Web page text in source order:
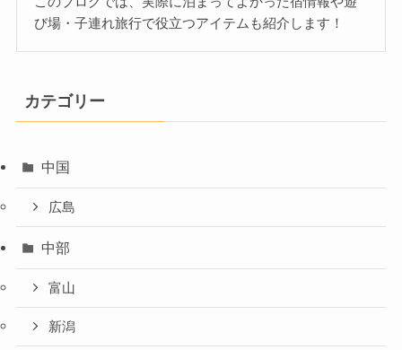
び場・子連れ旅行で役立つアイテムも紹介します！
カテゴリー
中国
広島
中部
富山
新潟